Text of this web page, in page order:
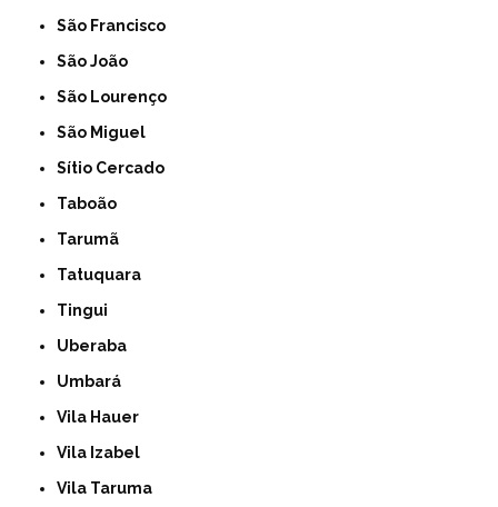
São Francisco
São João
São Lourenço
São Miguel
Sítio Cercado
Taboão
Tarumã
Tatuquara
Tingui
Uberaba
Umbará
Vila Hauer
Vila Izabel
Vila Taruma